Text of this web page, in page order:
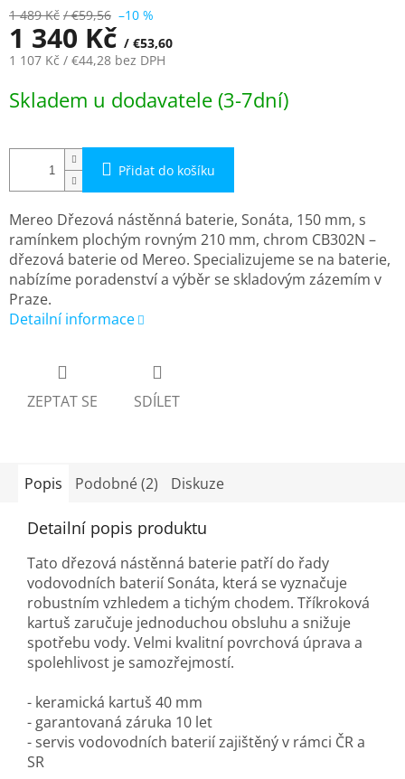
1 489 Kč / €59,56 –10 %
1 340 Kč / €53,60
1 107 Kč / €44,28 bez DPH
cena:
Skladem u dodavatele (3-7dní)
Přidat do košíku
Mereo Dřezová nástěnná baterie, Sonáta, 150 mm, s
ramínkem plochým rovným 210 mm, chrom CB302N –
dřezová baterie od Mereo. Specializujeme se na baterie,
nabízíme poradenství a výběr se skladovým zázemím v
Praze.
Detailní informace
ZEPTAT SE SDÍLET
Popis Podobné (2) Diskuze
Detailní popis produktu
Tato dřezová nástěnná baterie patří do řady
vodovodních baterií Sonáta, která se vyznačuje
robustním vzhledem a tichým chodem. Tříkroková
kartuš zaručuje jednoduchou obsluhu a snižuje
spotřebu vody. Velmi kvalitní povrchová úprava a
spolehlivost je samozřejmostí.
- keramická kartuš 40 mm
- garantovaná záruka 10 let
- servis vodovodních baterií zajištěný v rámci ČR a
SR